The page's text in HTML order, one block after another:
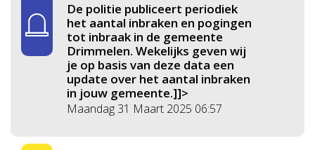
De politie publiceert periodiek
het aantal inbraken en pogingen
tot inbraak in de gemeente
Drimmelen. Wekelijks geven wij
je op basis van deze data een
update over het aantal inbraken
in jouw gemeente.]]>
Maandag 31 Maart 2025 06:57